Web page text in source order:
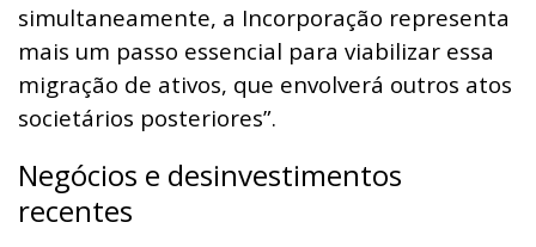
simultaneamente, a Incorporação representa
mais um passo essencial para viabilizar essa
migração de ativos, que envolverá outros atos
societários posteriores”.
Negócios e desinvestimentos
recentes